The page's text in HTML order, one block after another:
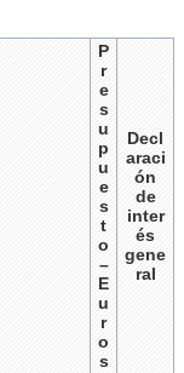
P
r
e
s
u
p
u
e
s
t
o
–
E
u
r
o
s
Decl
araci
ón
de
inter
és
gene
ral